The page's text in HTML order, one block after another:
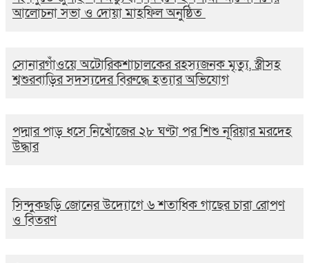
আলোচনা সভা ও দোয়া মাহফিল অনুষ্ঠিত
সোনারগাঁওয়ে অটোরিকশাচালকের রহস্যজনক মৃত্যু, স্ত্রীসহ
শ্বশুরবাড়ির সদস্যদের বিরুদ্ধে হত্যার অভিযোগ
পদ্মার পাড় ধসে নিখোঁজের ২৮ ঘণ্টা পর শিশু নূরিয়ার মরদেহ
উদ্ধার
সিন্দুকছড়ি জোনের উদ্যোগে ৬ শতাধিক গাছের চারা রোপণ
ও বিতরণ